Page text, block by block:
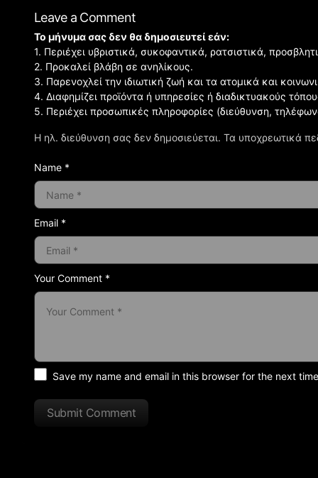
Leave a Comment
Η ηλ. διεύθυνση σας δεν δημοσιεύεται. Τα υποχρεωτικά
Your Comment *
Το μήνυμα σας δεν θα δημοσιευτεί εάν:
1. Περιέχει υβριστικά, συκοφαντικά, ρατσιστικά,
2. Προκαλεί βλάβη σε ανηλίκους.
3. Παρενοχλεί την ιδιωτική ζωή και τα ατομικά και
4. Διαφημίζει προϊόντα ή υπηρεσίες ή διαδικτυακούς
5. Περιέχει προσωπικές πληροφορίες (διεύθυνση,
Name *
Email *
Save my name and email in this browser for the next
Submit Comment